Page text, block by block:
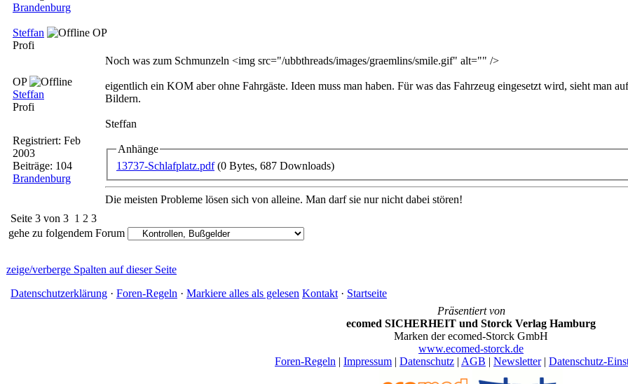
Brandenburg
Steffan
OP
Profi
OP
Steffan
Profi
Registriert: Feb
2003
Beiträge: 104
Brandenburg
Noch was zum Schmunzeln <img src="/ubbthreads/images/graemlins/smile.gif" alt="" />
eigentlich ein KOM aber ohne Fahrgäste. Ideen muss man haben. Für was das Fahrzeug eingesetzt wird, sieht man
Bildern.
Steffan
Anhänge
13737-Schlafplatz.pdf (0 Bytes, 687 Downloads)
Die meisten Probleme lösen sich von alleine. Man darf sie nur nicht dabei stören!
Seite 3 von 3 1 2 3
gehe zu folgendem Forum
zeige/verberge Spalten auf dieser Seite
Datenschutzerklärung · Foren-Regeln · Markiere alles als gelesen Kontakt · Startseite
Präsentiert von
ecomed SICHERHEIT und Storck Verlag Hamburg
Marken der ecomed-Storck GmbH
www.ecomed-storck.de
Foren-Regeln | Impressum | Datenschutz | AGB | Newsletter| Datenschutz-